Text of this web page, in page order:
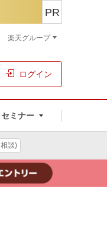
ログイン
ミナー
PR
楽天グループ
相談)